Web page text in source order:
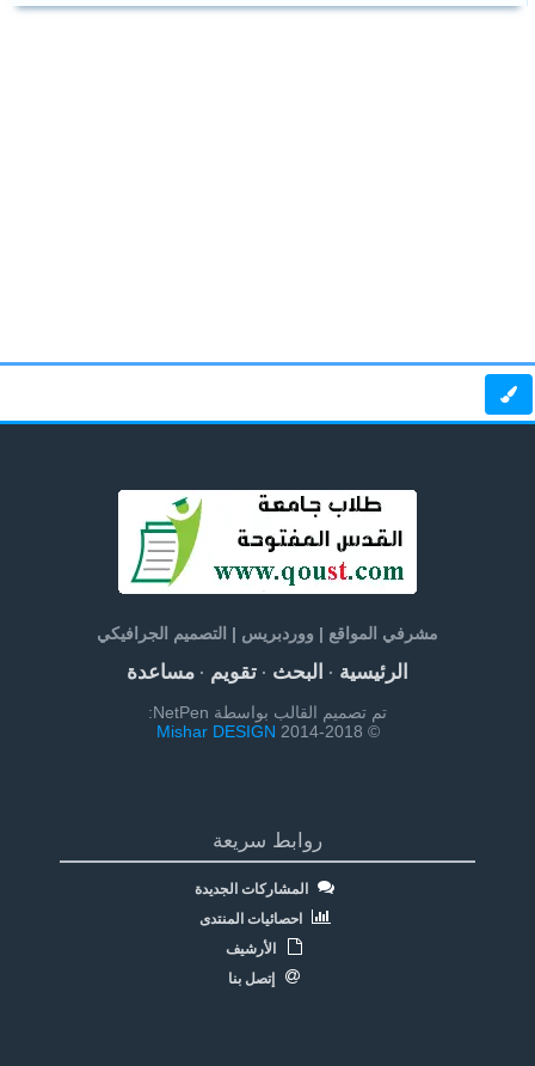
مشرفي المواقع | ووردبريس | التصميم الجرافيكي
الرئيسية· البحث· تقويم· مساعدة
تم تصميم القالب بواسطة NetPen:
© 2014-2018
Mishar DESIGN
روابط سريعة
المشاركات الجديدة
احصائيات المنتدى
الأرشيف
إتصل بنا